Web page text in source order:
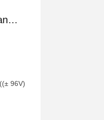
96V)